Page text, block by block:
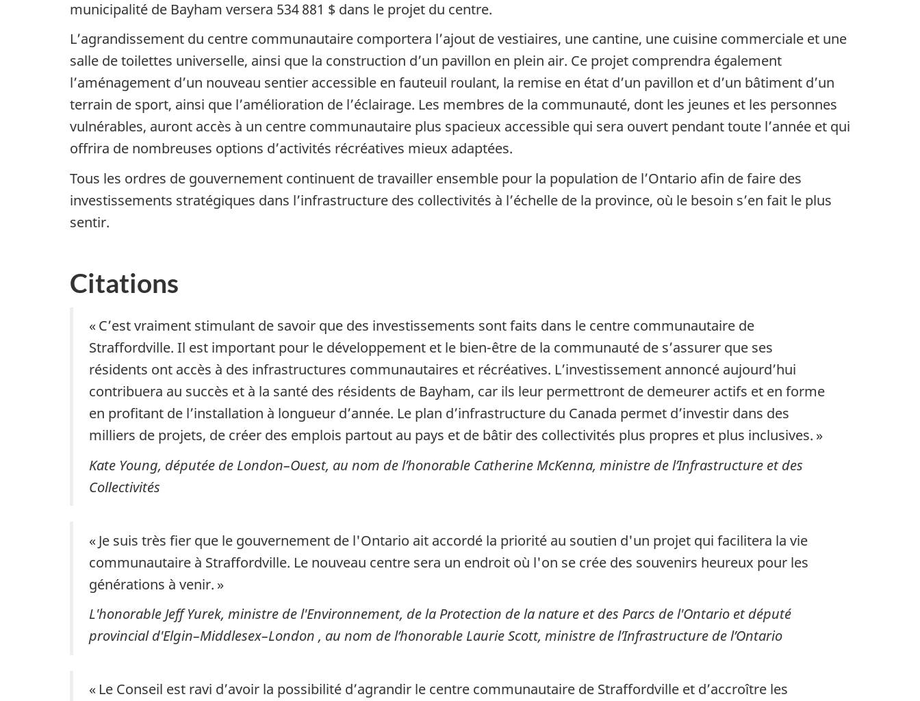
municipalité de Bayham versera 534 881 $ dans le projet du centre.
L’agrandissement du centre communautaire comportera l’ajout de vestiaires, une cantine, une cuisine commerciale et une
salle de toilettes universelle, ainsi que la construction d’un pavillon en plein air. Ce projet comprendra également
l’aménagement d’un nouveau sentier accessible en fauteuil roulant, la remise en état d’un pavillon et d’un bâtiment d’un
terrain de sport, ainsi que l’amélioration de l’éclairage. Les membres de la communauté, dont les jeunes et les personnes
vulnérables, auront accès à un centre communautaire plus spacieux accessible qui sera ouvert pendant toute l’année et qui
offrira de nombreuses options d’activités récréatives mieux adaptées.
Tous les ordres de gouvernement continuent de travailler ensemble pour la population de l’Ontario afin de faire des
investissements stratégiques dans l’infrastructure des collectivités à l’échelle de la province, où le besoin s’en fait le plus
sentir.
Citations
« C’est vraiment stimulant de savoir que des investissements sont faits dans le centre communautaire de
Straffordville. Il est important pour le développement et le bien-être de la communauté de s’assurer que ses
résidents ont accès à des infrastructures communautaires et récréatives. L’investissement annoncé aujourd’hui
contribuera au succès et à la santé des résidents de Bayham, car ils leur permettront de demeurer actifs et en forme
en profitant de l’installation à longueur d’année. Le plan d’infrastructure du Canada permet d’investir dans des
milliers de projets, de créer des emplois partout au pays et de bâtir des collectivités plus propres et plus inclusives. »
Kate Young, députée de London–Ouest, au nom de l’honorable Catherine McKenna, ministre de l’Infrastructure et des
Collectivités
« Je suis très fier que le gouvernement de l'Ontario ait accordé la priorité au soutien d'un projet qui facilitera la vie
communautaire à Straffordville. Le nouveau centre sera un endroit où l'on se crée des souvenirs heureux pour les
générations à venir. »
L'honorable Jeff Yurek, ministre de l'Environnement, de la Protection de la nature et des Parcs de l'Ontario et député
provincial d'Elgin–Middlesex–London , au nom de l’honorable Laurie Scott, ministre de l’Infrastructure de l’Ontario
« Le Conseil est ravi d’avoir la possibilité d’agrandir le centre communautaire de Straffordville et d’accroître les